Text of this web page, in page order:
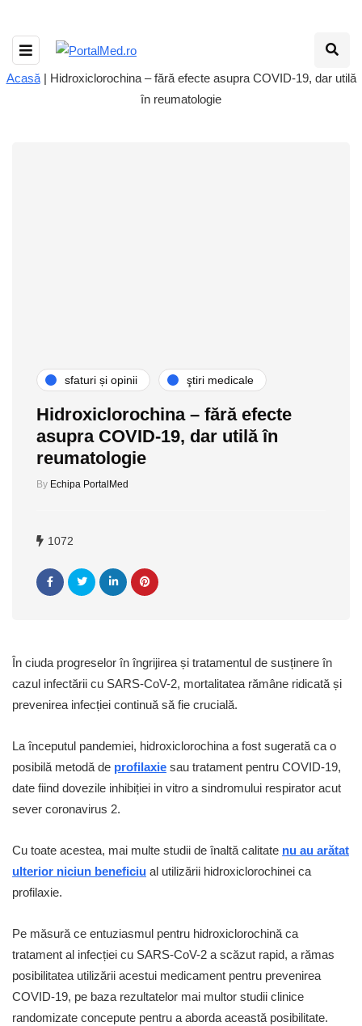
Acasă| Hidroxiclorochina – fără efecte asupra COVID-19, dar utilă
în reumatologie
sfaturi și opinii ştiri medicale
Hidroxiclorochina – fără efecte
asupra COVID-19, dar utilă în
reumatologie
By Echipa PortalMed
1072
În ciuda progreselor în îngrijirea și tratamentul de susținere în
cazul infectării cu SARS-CoV-2, mortalitatea rămâne ridicată și
prevenirea infecției continuă să fie crucială.
La începutul pandemiei, hidroxiclorochina a fost sugerată ca o
posibilă metodă de profilaxie sau tratament pentru COVID-19,
date fiind dovezile inhibiției in vitro a sindromului respirator acut
sever coronavirus 2.
Cu toate acestea, mai multe studii de înaltă calitate nu au arătat
ulterior niciun beneficiu al utilizării hidroxiclorochinei ca
profilaxie.
Pe măsură ce entuziasmul pentru hidroxiclorochină ca
tratament al infecției cu SARS-CoV-2 a scăzut rapid, a rămas
posibilitatea utilizării acestui medicament pentru prevenirea
COVID-19, pe baza rezultatelor mai multor studii clinice
randomizate concepute pentru a aborda această posibilitate.